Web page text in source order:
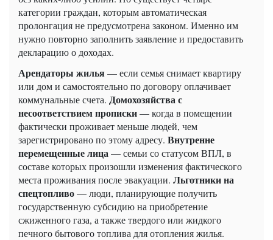
категории граждан, которым автоматическая
пролонгация не предусмотрена законом. Именно им
нужно повторно заполнить заявление и предоставить
декларацию о доходах.
Арендаторы жилья— если семья снимает квартиру
или дом и самостоятельно по договору оплачивает
коммунальные счета. Домохозяйства с
несоответствием прописки— когда в помещении
фактически проживает меньше людей, чем
зарегистрировано по этому адресу. Внутренне
перемещенные лица— семьи со статусом ВПЛ, в
составе которых произошли изменения фактического
места проживания после эвакуации. Льготники на
спецтопливо— люди, планирующие получить
государственную субсидию на приобретение
сжиженного газа, а также твердого или жидкого
печного бытового топлива для отопления жилья.